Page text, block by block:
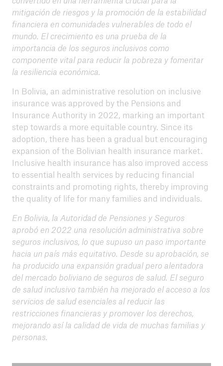
mitigación de riesgos y la promoción de la estabilidad
financiera en comunidades vulnerables de todo el
mundo. El crecimiento es una prueba de la
importancia de los seguros inclusivos como
componente vital para reducir la pobreza y fomentar
la resiliencia económica.
In Bolivia, an administrative resolution on inclusive
insurance was approved by the Pensions and
Insurance Authority in 2022, marking an important
step towards a more equitable country. Since its
adoption, there has been a gradual but encouraging
expansion of the Bolivian health insurance market.
Inclusive health insurance has also improved access
to essential health services by reducing financial
constraints and promoting rights, thereby improving
the quality of life for many families and individuals.
En Bolivia, la Autoridad de Pensiones y Seguros
aprobó en 2022 una resolución administrativa sobre
seguros inclusivos, lo que supuso un paso importante
hacia un país más equitativo. Desde su aprobación, se
ha producido una expansión gradual pero alentadora
del mercado boliviano de seguros de salud. El seguro
de salud inclusivo también ha mejorado el acceso a los
servicios de salud esenciales al reducir las
restricciones financieras y promover los derechos,
mejorando así la calidad de vida de muchas familias y
personas.